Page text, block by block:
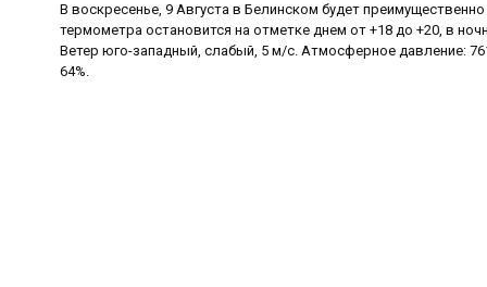
В воскресенье, 9 Августа в Белинском будет
термометра остановится на отметке днем от +18 до +20, в
Ветер юго-западный, слабый, 5 м/с. Атмосферное давление:
64%.